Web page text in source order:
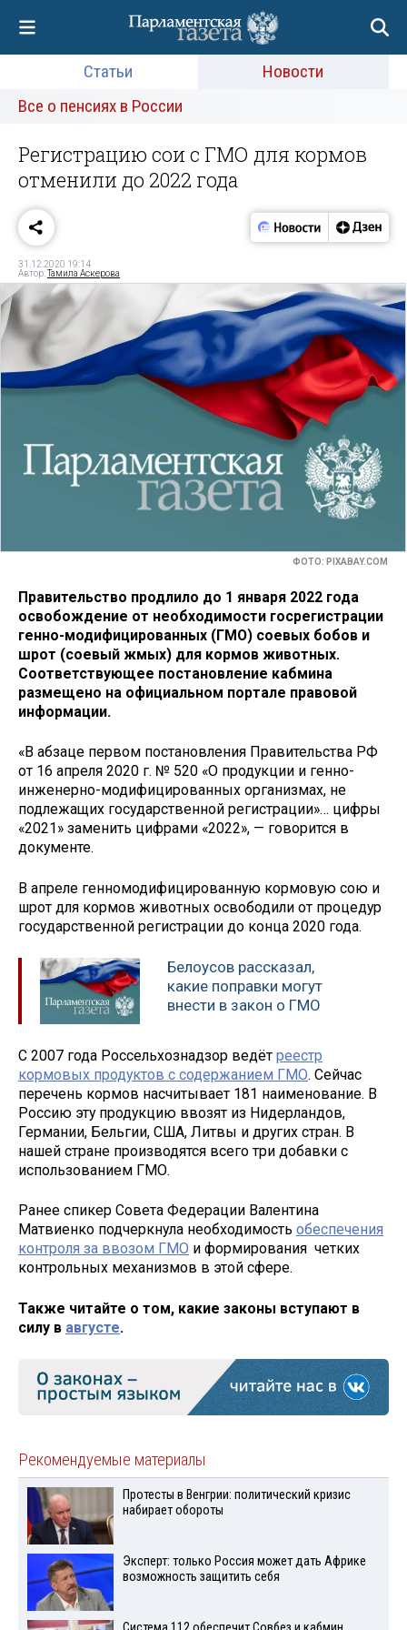
Статьи
Новости
Все о пенсиях в России
Регистрацию сои с ГМО для кормов
отменили до 2022 года
31.12.2020 19:14
Автор:Тамила Аскерова
ФОТО: PIXABAY.COM
Правительство продлило до 1 января 2022 года
освобождение от необходимости госрегистрации
генно-модифицированных (ГМО) соевых бобов и
шрот (соевый жмых) для кормов животных.
Соответствующее постановление кабмина
размещено на официальном портале правовой
информации.
«В абзаце первом постановления Правительства РФ
от 16 апреля 2020 г. № 520 «О продукции и генно-
инженерно-модифицированных организмах, не
подлежащих государственной регистрации»… цифры
«2021» заменить цифрами «2022», — говорится в
документе.
В апреле генномодифицированную кормовую сою и
шрот для кормов животных освободили от процедур
государственной регистрации до конца 2020 года.
Белоусов рассказал,
какие поправки могут
внести в закон о ГМО
С 2007 года Россельхознадзор ведёт реестр
кормовых продуктов с содержанием ГМО. Сейчас
перечень кормов насчитывает 181 наименование. В
Россию эту продукцию ввозят из Нидерландов,
Германии, Бельгии, США, Литвы и других стран. В
нашей стране производятся всего три добавки с
использованием ГМО.
Ранее спикер Совета Федерации Валентина
Матвиенко подчеркнула необходимость обеспечения
контроля за ввозом ГМО и формирования четких
контрольных механизмов в этой сфере.
Также читайте о том, какие законы вступают в
силу в августе.
Рекомендуемые материалы
Протесты в Венгрии: политический кризис
набирает обороты
Эксперт: только Россия может дать Африке
возможность защитить себя